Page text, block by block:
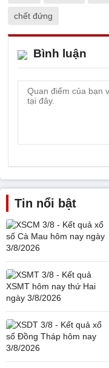
chết đứng
Bình luận
Tin nổi bật